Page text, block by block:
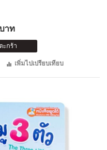
าท
ะกร้า
เพิ่มไปเปรียบเทียบ